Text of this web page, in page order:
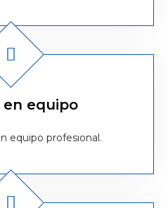
en equipo
equipo profesional.